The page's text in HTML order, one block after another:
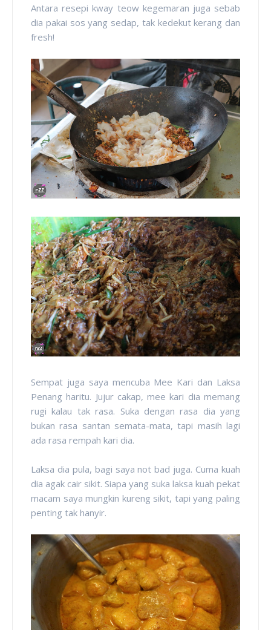
Antara resepi kway teow kegemaran juga sebab
dia pakai sos yang sedap, tak kedekut kerang dan
fresh!
Sempat juga saya mencuba Mee Kari dan Laksa
Penang haritu. Jujur cakap, mee kari dia memang
rugi kalau tak rasa. Suka dengan rasa dia yang
bukan rasa santan semata-mata, tapi masih lagi
ada rasa rempah kari dia.
Laksa dia pula, bagi saya not bad juga. Cuma kuah
dia agak cair sikit. Siapa yang suka laksa kuah pekat
macam saya mungkin kureng sikit, tapi yang paling
penting tak hanyir.